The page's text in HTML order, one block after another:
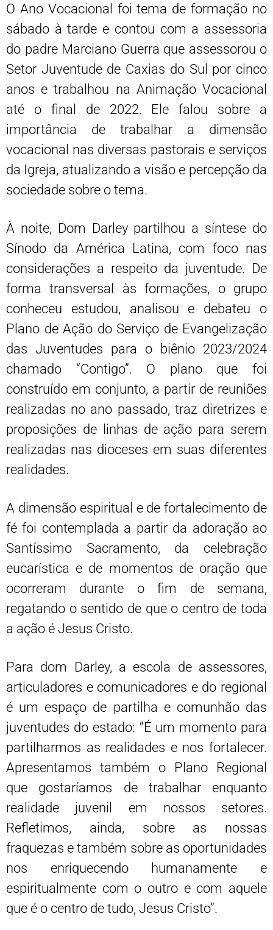
O Ano Vocacional foi tema de formação no
sábado à tarde e contou com a assessoria
do padre Marciano Guerra que assessorou o
Setor Juventude de Caxias do Sul por cinco
anos e trabalhou na Animação Vocacional
até o final de 2022. Ele falou sobre a
importância de trabalhar a dimensão
vocacional nas diversas pastorais e serviços
da Igreja, atualizando a visão e percepção da
sociedade sobre o tema.
À noite, Dom Darley partilhou a síntese do
Sínodo da América Latina, com foco nas
considerações a respeito da juventude. De
forma transversal às formações, o grupo
conheceu estudou, analisou e debateu o
Plano de Ação do Serviço de Evangelização
das Juventudes para o biênio 2023/2024
chamado “Contigo”. O plano que foi
construído em conjunto, a partir de reuniões
realizadas no ano passado, traz diretrizes e
proposições de linhas de ação para serem
realizadas nas dioceses em suas diferentes
realidades.
A dimensão espiritual e de fortalecimento de
fé foi contemplada a partir da adoração ao
Santíssimo Sacramento, da celebração
eucarística e de momentos de oração que
ocorreram durante o fim de semana,
regatando o sentido de que o centro de toda
a ação é Jesus Cristo.
Para dom Darley, a escola de assessores,
articuladores e comunicadores e do regional
é um espaço de partilha e comunhão das
juventudes do estado: “É um momento para
partilharmos as realidades e nos fortalecer.
Apresentamos também o Plano Regional
que gostaríamos de trabalhar enquanto
realidade juvenil em nossos setores.
Refletimos, ainda, sobre as nossas
fraquezas e também sobre as oportunidades
nos enriquecendo humanamente e
espiritualmente com o outro e com aquele
que é o centro de tudo, Jesus Cristo”.